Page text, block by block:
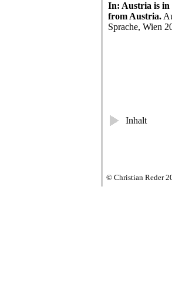
In: Austria is in
from Austria.
Sprache, Wien
Inhalt
© Christian Reder